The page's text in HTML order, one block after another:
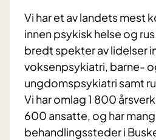
Vi har et av landets mest
innen psykisk helse og
bredt spekter av lidelser
voksenpsykiatri, barne-
ungdomspsykiatri samt
Vi har omlag 1 800
600 ansatte, og har
behandlingssteder i